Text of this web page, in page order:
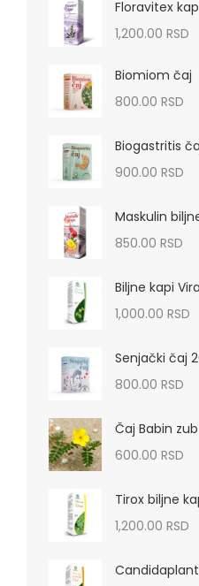
Floravitex
1,200.00 RSD
Biomiom čaj
800.00 RSD
Biogastritis
900.00 RSD
Maskulin
850.00 RSD
Biljne kapi
1,000.00 RSD
Senjački čaj
800.00 RSD
Čaj Babin zub
600.00 RSD
Tirox biljne
1,200.00 RSD